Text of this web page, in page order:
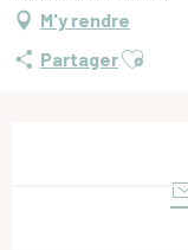
M'y rendre
PartagerAjouter